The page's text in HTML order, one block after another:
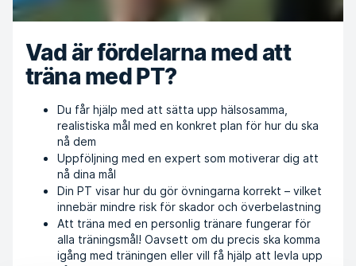
Vad är fördelarna med att
träna med PT?
Du får hjälp med att sätta upp hälsosamma,
realistiska mål med en konkret plan för hur du ska
nå dem
Uppföljning med en expert som motiverar dig att
nå dina mål
Din PT visar hur du gör övningarna korrekt – vilket
innebär mindre risk för skador och överbelastning
Att träna med en personlig tränare fungerar för
alla träningsmål! Oavsett om du precis ska komma
igång med träningen eller vill få hjälp att levla upp